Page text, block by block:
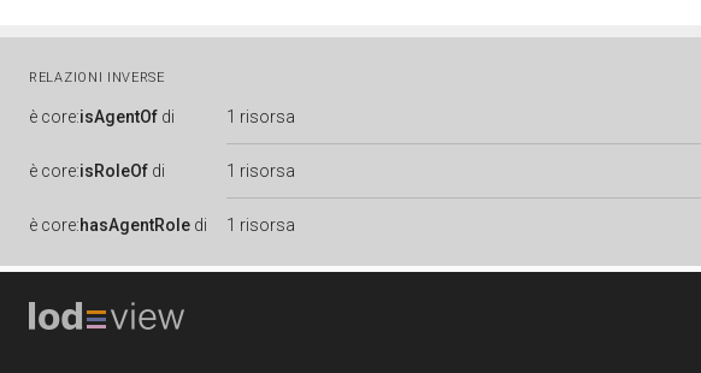
RELAZIONI INVERSE
è core:isAgentOf di 1 risorsa
è core:isRoleOf di 1 risorsa
è core:hasAgentRole di 1 risorsa